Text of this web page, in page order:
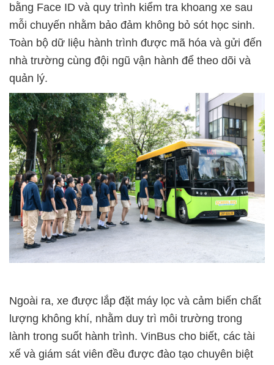
bằng Face ID và quy trình kiểm tra khoang xe sau
mỗi chuyến nhằm bảo đảm không bỏ sót học sinh.
Toàn bộ dữ liệu hành trình được mã hóa và gửi đến
nhà trường cùng đội ngũ vận hành để theo dõi và
quản lý.
Ngoài ra, xe được lắp đặt máy lọc và cảm biến chất
lượng không khí, nhằm duy trì môi trường trong
lành trong suốt hành trình. VinBus cho biết, các tài
xế và giám sát viên đều được đào tạo chuyên biệt